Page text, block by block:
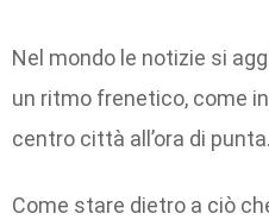
Nel mondo le notizie si
un ritmo frenetico, come
centro città all’ora di punta.
Come stare dietro a ciò